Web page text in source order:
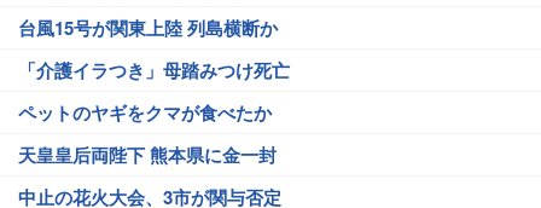
台風15号が関東上陸 列島横断か
「介護イラつき」母踏みつけ死亡
ペットのヤギをクマが食べたか
天皇皇后両陛下 熊本県に金一封
中止の花火大会、3市が関与否定